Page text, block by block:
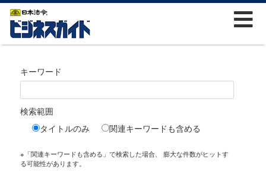
キーワード
検索範囲
タイトルのみ
関連キーワードも含める
※「関連キーワードも含める」で検索した場合、 膨大な件数がヒットす
る可能性があります。